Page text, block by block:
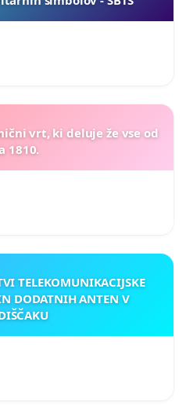
vrt, ki deluje že vse od
1810.
TELEKOMUNIKACIJSKE
DODATNIH ANTEN V